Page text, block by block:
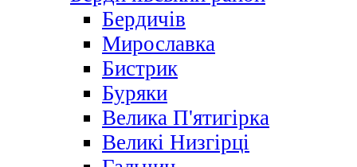
Бердичів
Мирославка
Бистрик
Буряки
Велика П'ятигірка
Великі Низгірці